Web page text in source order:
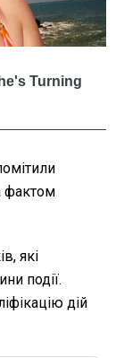
фактом
які
події.
дій